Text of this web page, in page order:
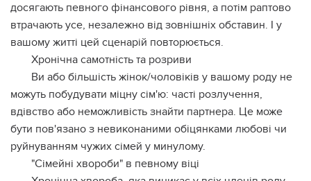
досягають певного фінансового рівня, а потім раптово
втрачають усе, незалежно від зовнішніх обставин. І у
вашому житті цей сценарій повторюється.
Хронічна самотність та розриви
Ви або більшість жінок/чоловіків у вашому роду не
можуть побудувати міцну сім'ю: часті розлучення,
вдівство або неможливість знайти партнера. Це може
бути пов'язано з невиконаними обіцянками любові чи
руйнуванням чужих сімей у минулому.
"Сімейні хвороби" в певному віці